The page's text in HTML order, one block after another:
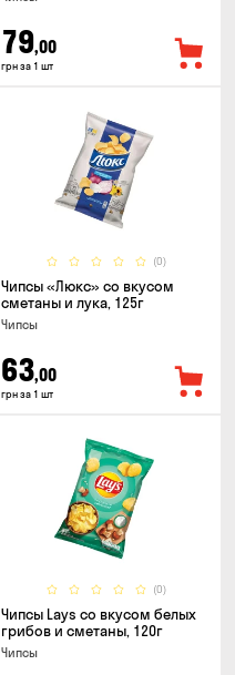
79,00
грн за 1 шт
(0)
Чипсы «Люкс» со вкусом
сметаны и лука, 125г
Чипсы
63,00
грн за 1 шт
(0)
Чипсы Lays со вкусом белых
грибов и сметаны, 120г
Чипсы